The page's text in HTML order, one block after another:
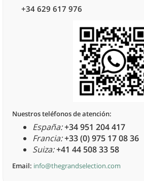
+34 629 617 976
Nuestros teléfonos de atención:
España:+34 951 204 417
Francia:+33 (0) 975 17 08 36
Suiza:+41 44 508 33 58
Email: info@thegrandselection.com